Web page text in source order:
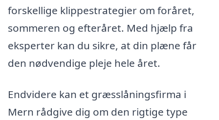
forskellige klippestrategier om foråret,
sommeren og efteråret. Med hjælp fra
eksperter kan du sikre, at din plæne får
den nødvendige pleje hele året.
Endvidere kan et græsslåningsfirma i
Mern rådgive dig om den rigtige type